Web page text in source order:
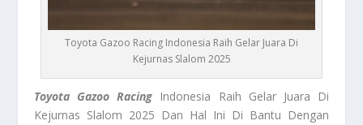
Toyota Gazoo Racing Indonesia Raih Gelar Juara Di
Kejurnas Slalom 2025
Toyota Gazoo Racing Indonesia Raih Gelar Juara Di
Kejurnas Slalom 2025 Dan Hal Ini Di Bantu Dengan